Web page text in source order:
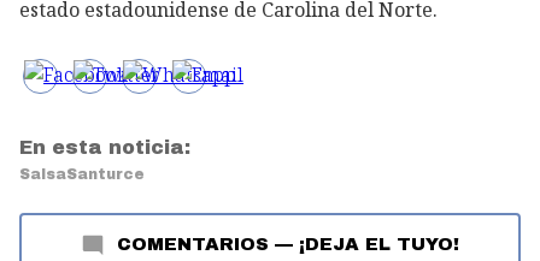
estado estadounidense de Carolina del Norte.
En esta noticia:
SalsaSanturce
COMENTARIOS — ¡DEJA EL TUYO!